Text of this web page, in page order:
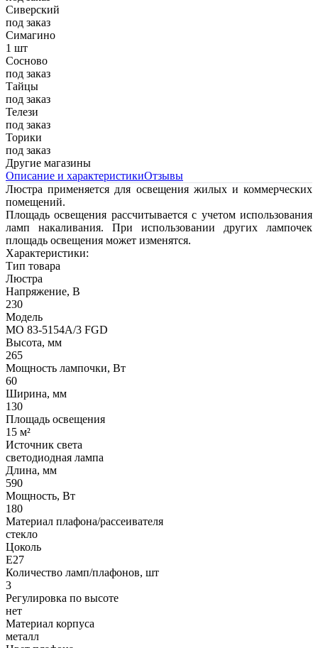
Сиверский
под заказ
Симагино
1 шт
Сосново
под заказ
Тайцы
под заказ
Телези
под заказ
Торики
под заказ
Другие магазины
Описание и характеристикиОтзывы
Люстра применяется для освещения жилых и коммерческих
помещений.
Площадь освещения рассчитывается с учетом использования
ламп накаливания. При использовании других лампочек
площадь освещения может изменятся.
Характеристики:
Тип товара
Люстра
Напряжение, В
230
Модель
MО 83-5154A/3 FGD
Высота, мм
265
Мощность лампочки, Вт
60
Ширина, мм
130
Площадь освещения
15 м²
Источник света
светодиодная лампа
Длина, мм
590
Мощность, Вт
180
Материал плафона/рассеивателя
стекло
Цоколь
E27
Количество ламп/плафонов, шт
3
Регулировка по высоте
нет
Материал корпуса
металл